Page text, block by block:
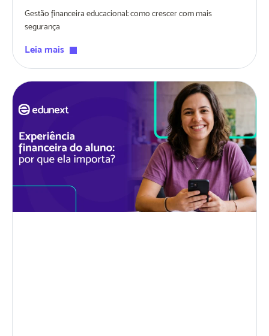
Gestão financeira educacional: como crescer com mais
segurança
Leia mais